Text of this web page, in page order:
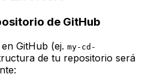
de GitHub
GitHub (ej. my-cd-
de tu repositorio será